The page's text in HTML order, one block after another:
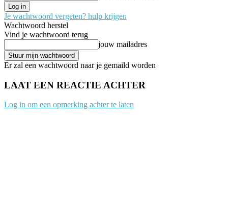
Je wachtwoord vergeten? hulp krijgen
Wachtwoord herstel
Vind je wachtwoord terug
jouw mailadres
Er zal een wachtwoord naar je gemaild worden
LAAT EEN REACTIE ACHTER
Log in om een opmerking achter te laten